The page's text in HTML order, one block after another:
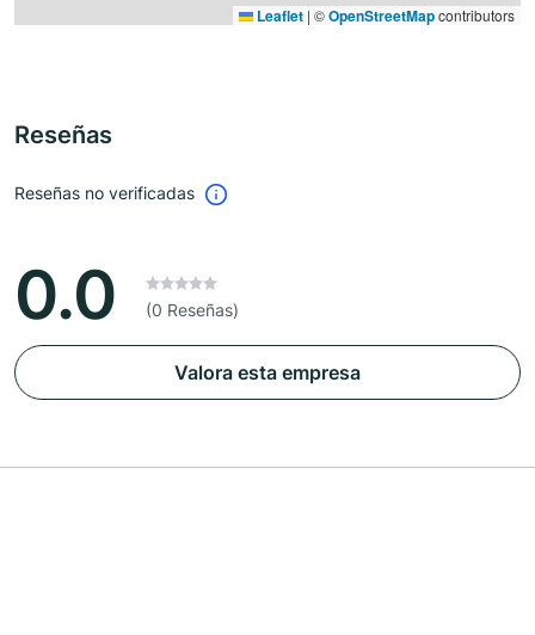
Leaflet | ©OpenStreetMapcontributors
Reseñas
Reseñas no verificadas
0.0 (0 Reseñas)
Valora esta empresa